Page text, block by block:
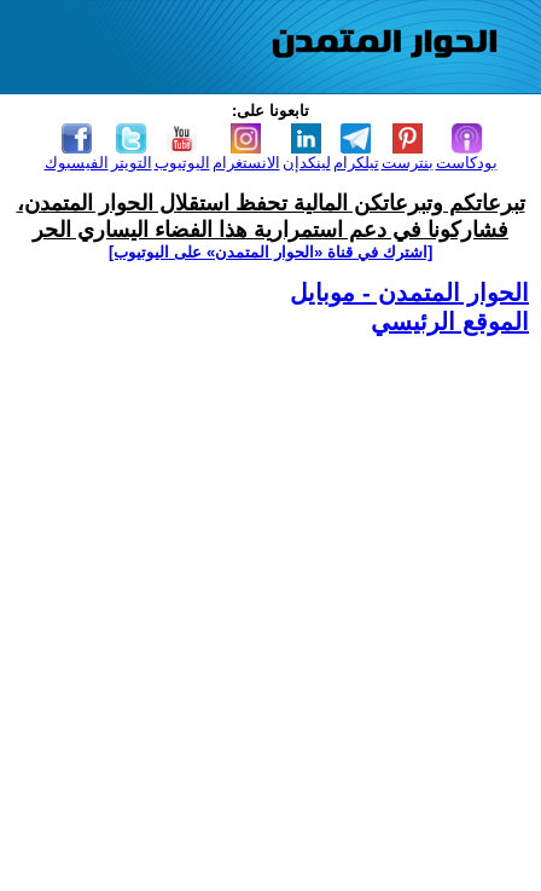
تابعونا على:
الفيسبوك التويتر اليوتيوب الانستغرام لينكدإن تيلكرامبنترست بودكاست
تبرعاتكم وتبرعاتكن المالية تحفظ استقلال الحوار المتمدن،
فشاركونا في دعم استمرارية هذا الفضاء اليساري الحر
[اشترك في قناة ‫«الحوار المتمدن» على اليوتيوب]
الحوار المتمدن - موبايل
الموقع الرئيسي